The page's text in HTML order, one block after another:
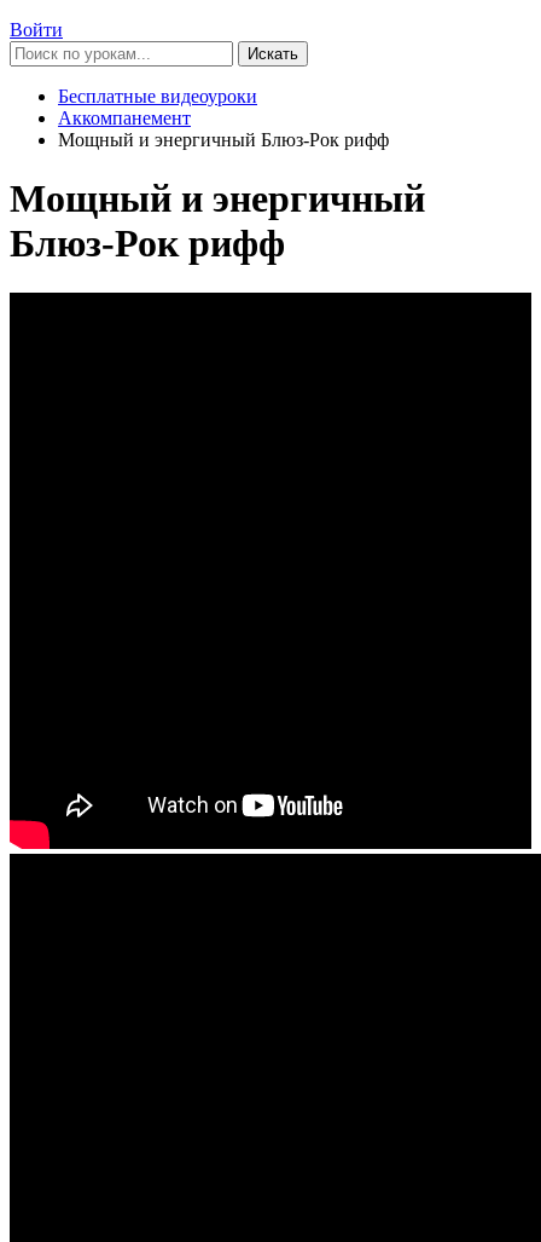
Войти
Искать
Бесплатные видеоуроки
Аккомпанемент
Мощный и энергичный Блюз-Рок рифф
Мощный и энергичный
Блюз-Рок рифф